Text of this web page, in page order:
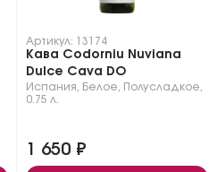
Артикул: 13174
Кава Codorniu Nuviana
Dulce Cava DO
Испания Белое Полусладкое
0.75 л.
1 650 ₽